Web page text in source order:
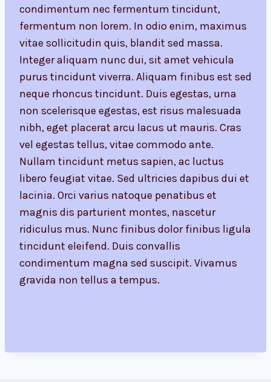
condimentum nec fermentum tincidunt,
fermentum non lorem. In odio enim, maximus
vitae sollicitudin quis, blandit sed massa.
Integer aliquam nunc dui, sit amet vehicula
purus tincidunt viverra. Aliquam finibus est sed
neque rhoncus tincidunt. Duis egestas, urna
non scelerisque egestas, est risus malesuada
nibh, eget placerat arcu lacus ut mauris. Cras
vel egestas tellus, vitae commodo ante.
Nullam tincidunt metus sapien, ac luctus
libero feugiat vitae. Sed ultricies dapibus dui et
lacinia. Orci varius natoque penatibus et
magnis dis parturient montes, nascetur
ridiculus mus. Nunc finibus dolor finibus ligula
tincidunt eleifend. Duis convallis
condimentum magna sed suscipit. Vivamus
gravida non tellus a tempus.